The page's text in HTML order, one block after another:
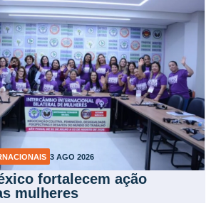
3 AGO 2026
fortalecem ação
mulheres